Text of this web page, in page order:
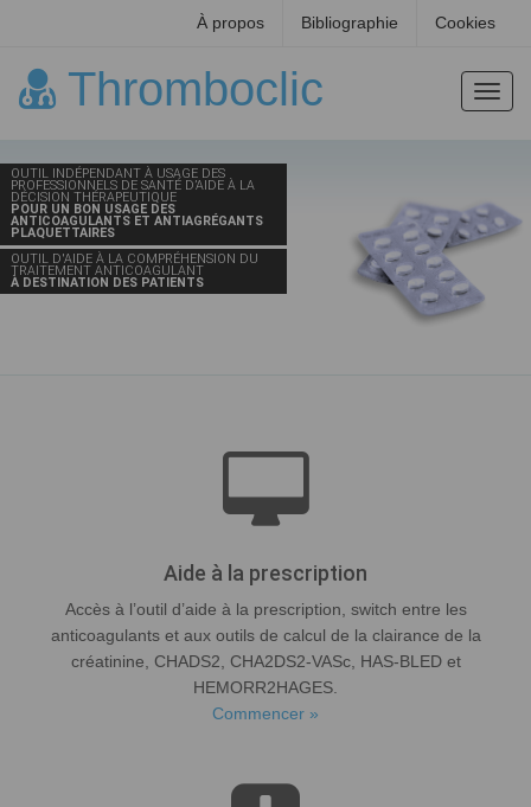
À propos Bibliographie Cookies
Thromboclic
THROMBOCLIC, AOD, AVK
ET ANTIAGRÉGANTS PLAQUETTAIRES
OUTIL INDÉPENDANT À USAGE DES
PROFESSIONNELS DE SANTÉ D’AIDE À LA
DÉCISION THÉRAPEUTIQUE
POUR UN BON USAGE DES
ANTICOAGULANTS ET ANTIAGRÉGANTS
PLAQUETTAIRES
OUTIL D'AIDE À LA COMPRÉHENSION DU
TRAITEMENT ANTICOAGULANT
À DESTINATION DES PATIENTS
Aide à la prescription
Accès à l’outil d’aide à la prescription, switch entre les
anticoagulants et aux outils de calcul de la clairance de la
créatinine, CHADS2, CHA2DS2-VASc, HAS-BLED et
HEMORR2HAGES.
Commencer »